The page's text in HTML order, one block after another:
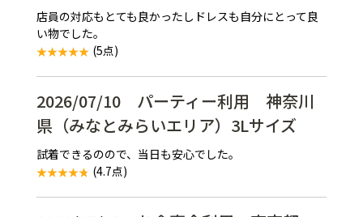
店員の対応もとても良かったしドレスも自分にとって良
い物でした。
(5点)
2026/07/10 パーティー利用 神奈川
県（みなとみらいエリア）3Lサイズ
試着できるのので、当日も安心でした。
(4.7点)